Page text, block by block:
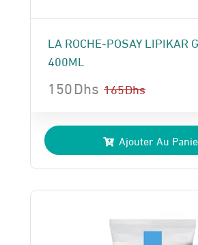
LA ROCHE-POSAY LIPIKAR
400ML
165Dhs
prix
initial
était :
165 Dhs.
150Dhs
prix
actuel
est :
150 Dhs.
Ajouter Au